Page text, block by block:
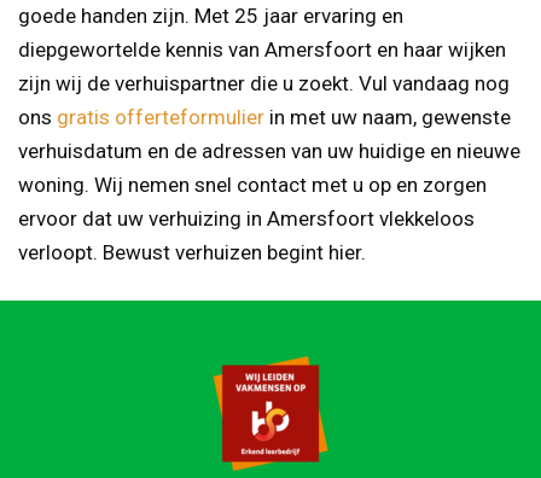
goede handen zijn. Met 25 jaar ervaring en
diepgewortelde kennis van Amersfoort en haar wijken
zijn wij de verhuispartner die u zoekt. Vul vandaag nog
ons gratis offerteformulier in met uw naam, gewenste
verhuisdatum en de adressen van uw huidige en nieuwe
woning. Wij nemen snel contact met u op en zorgen
ervoor dat uw verhuizing in Amersfoort vlekkeloos
verloopt. Bewust verhuizen begint hier.